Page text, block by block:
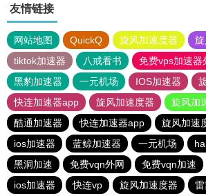
友情链接
网站地图 QuickQ 旋风加速度器
tiktok加速器
八戒看书
免费vps加速器
黑豹加速器
一元机场 IOS加速器
快连加速器app
旋风加速度器
旋风加
酷通加速器
快连加速器app 旋风加速
ios加速器
蓝鲸加速器 一元机场
黑洞加速
免费vqn外网 免费vqn加速
ios加速器
快连vp 旋风加速度器